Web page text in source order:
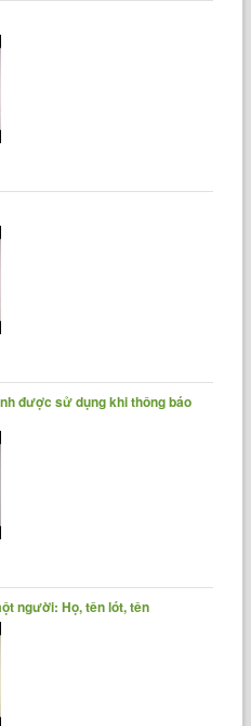
được sử dụng khi thông báo
người: Họ, tên lót, tên